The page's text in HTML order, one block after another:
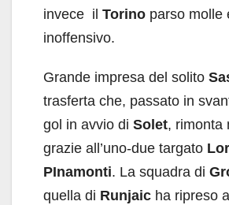
invece il Torino parso molle
inoffensivo.
Grande impresa del solito
trasferta che, passato in
gol in avvio di Solet, rimonta
grazie all’uno-due targato
PInamonti. La squadra di
quella di Runjaic ha ripreso